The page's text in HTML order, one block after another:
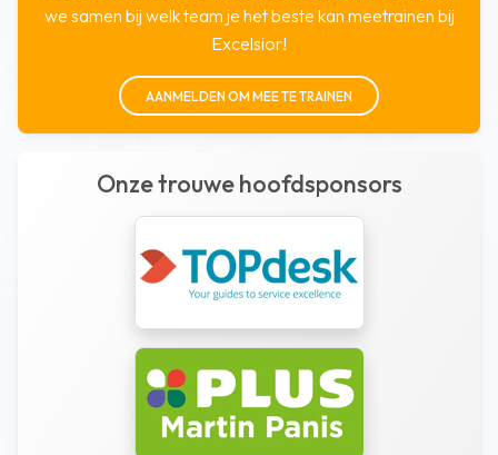
we samen bij welk team je het beste kan meetrainen bij
Excelsior!
AANMELDEN OM MEE TE TRAINEN
Onze trouwe hoofdsponsors